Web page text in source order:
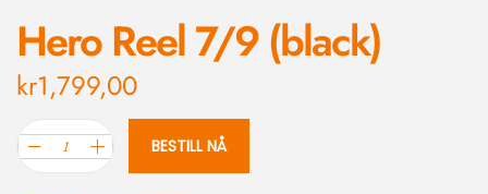
Hero Reel 7/9 (black)
kr1,799,00
BESTILL NÅ